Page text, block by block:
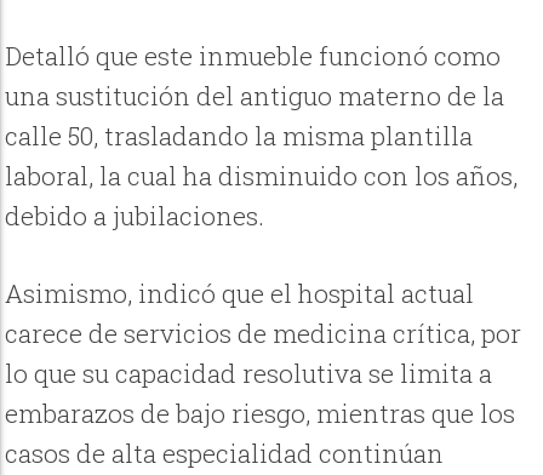
Detalló que este inmueble funcionó como
una sustitución del antiguo materno de la
calle 50, trasladando la misma plantilla
laboral, la cual ha disminuido con los años,
debido a jubilaciones.
Asimismo, indicó que el hospital actual
carece de servicios de medicina crítica, por
lo que su capacidad resolutiva se limita a
embarazos de bajo riesgo, mientras que los
casos de alta especialidad continúan